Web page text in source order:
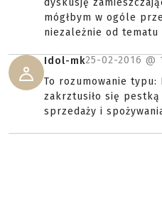
dyskusję
mógłbym w ogóle
niezależnie od tematu
Idol-mk25-02-2016 @
To rozumowanie typu:
zakrztusiło się
sprzedaży i